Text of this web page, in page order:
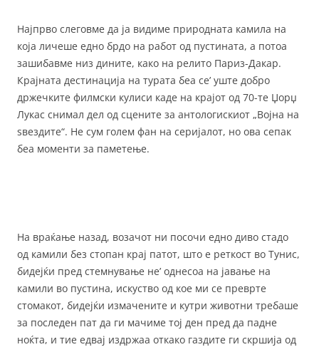
Најпрво слеговме да ја видиме природната камила на
која личеше едно брдо на работ од пустината, а потоа
зашибавме низ дините, како на релито Париз-Дакар.
Крајната дестинација на турата беа се’ уште добро
држечките филмски кулиси каде на крајот од 70-те Џорџ
Лукас снимал дел од сцените за антологискиот „Војна на
ѕвездите“. Не сум голем фан на серијалот, но ова сепак
беа моменти за паметење.
На враќање назад, возачот ни посочи едно диво стадо
од камили без стопан крај патот, што е реткост во Тунис,
бидејќи пред стемнување не’ однесоа на јавање на
камили во пустина, искуство од кое ми се преврте
стомакот, бидејќи измачените и кутри животни требаше
за последен пат да ги мачиме тој ден пред да падне
ноќта, и тие едвај издржаа откако газдите ги скршија од